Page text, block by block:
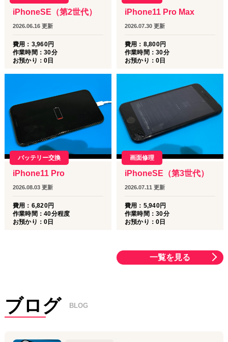
ト」や「池田公園夏まつり」など、夏を盛り上げる楽しいイベン
トやお祭りが目白押しの季節がやってきましたね！🍻🍧
お出かけ先で写真や動画をたくさん撮ったり、地図アプリで行き
先を調べたりする機会も増えると思いますが、お使いのiPhoneの
調子はいかがでしょうか？🤔
🚨 こんなお悩み・トラブルはありませんか？
🪫 「最近バッテリーの減りが早くて、出先で充電が持つか不
💥 「お祭りの人混みでうっかり落として画面が割れてしまっ
😱 「イベント中に突然タッチパネルが反応しなくなった！」
そんな時は、ぜひ当店にお任せください！💪✨
ダイワンテレコム名古屋栄店では、iPhoneの画面割れ（液晶修
理）やバッテリー交換などを
【データはそのままで、即日修理】
いたします！
栄の中心部にありますので、イベントの合間やお買い物ついでに
サクッとお立ち寄りいただくことも可能です。
iPhoneSE（第2世代）
2026.06.16更新
費用： 3,960円
作業時間：30分
お預かり：0 日
iPhone11 Pro Max
2026.07.30更新
費用： 8,800円
作業時間：30分
お預かり：0 日
バッテリー交換
iPhone11 Pro
2026.08.03更新
費用： 6,820円
作業時間：40分程度
お預かり：0 日
画面修理
iPhoneSE（第3世代）
2026.07.11 更新
費用： 5,940円
作業時間：30分
お預かり：0日
一覧を見る
ブログ BLOG